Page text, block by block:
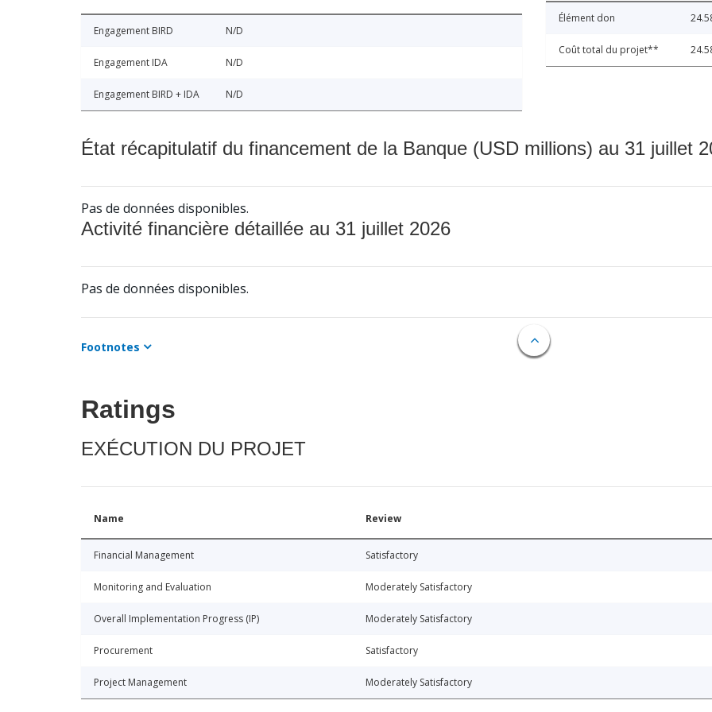
Engagement BIRD N/D
Engagement IDA N/D
Engagement BIRD + IDA N/D
Élément don
Coût total du projet**
État récapitulatif du financement de la Banque (USD millions) au 31 juillet
Pas de données disponibles.
Activité financière détaillée au 31 juillet 2026
Pas de données disponibles.
Footnotes
Ratings
EXÉCUTION DU PROJET
Name Review
Financial Management Satisfactory
Monitoring and Evaluation Moderately Satisfactory
Overall Implementation Progress (IP) Moderately Satisfactory
Procurement Satisfactory
Project Management Moderately Satisfactory